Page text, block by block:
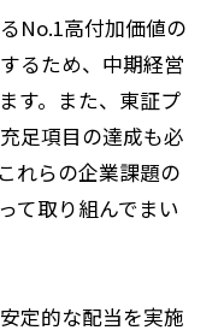
No.1高付加価値の
るため、中期経営
す。また、東証プ
足項目の達成も必
れらの企業課題の
て取り組んでまい
定的な配当を実施